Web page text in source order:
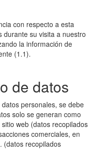
con respecto a esta
durante su visita a nuestro
la información de
(1.1).
de datos
personales, se debe
solo se generan como
web (datos recopilados
comerciales, en
(datos recopilados